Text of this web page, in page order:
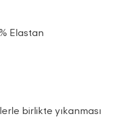
Elastan
birlikte yıkanması